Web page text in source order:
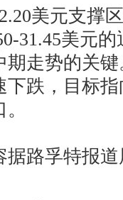
美元支撑
31.45美元
期走势的关
跌，目标
路孚特报道